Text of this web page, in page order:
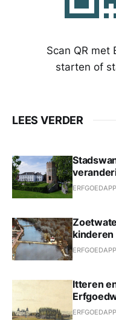
Scan QR met
starten of
LEES VERDER
ERFGOEDAPP
kinderen
ERFGOEDAPP
Itteren
ERFGOEDAPP